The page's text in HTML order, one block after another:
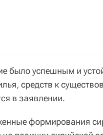
было успешным и
средств к
в заявлении.
формирования